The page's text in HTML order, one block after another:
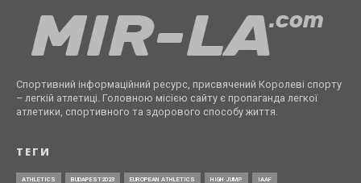
Спортивний інформаційний ресурс, присвячений Королеві спорту
– легкій атлетиці. Головною місією сайту є пропаганда легкої
атлетики, спортивного та здорового способу життя.
ТЕГИ
ATHLETICS BUDAPEST2023 EUROPEAN ATHLETICS HIGH JUMP IAAF